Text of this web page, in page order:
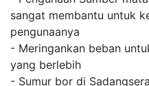
sangat membantu untuk
pengunaanya
- Meringankan beban
yang berlebih
- Sumur bor di